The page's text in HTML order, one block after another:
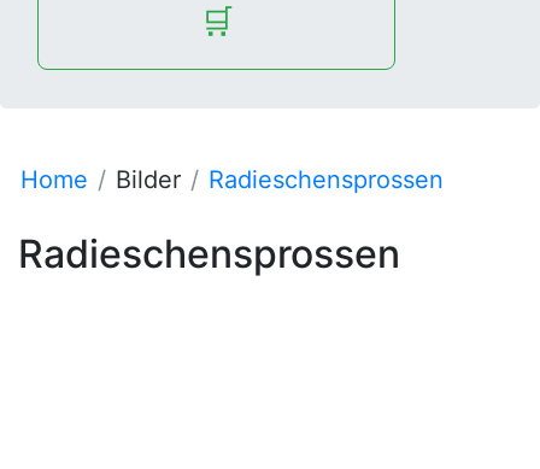
🛒
Home Bilder Radieschensprossen
Radieschensprossen